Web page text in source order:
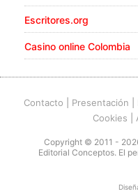
Escritores.org
Casino online Colombia
Contacto Presentación
Cookies
Copyright © 2011 -
Editorial Conceptos. El